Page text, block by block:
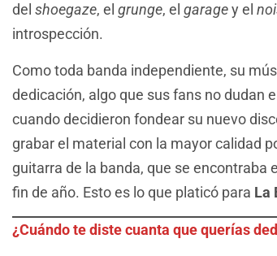
del shoegaze, el grunge, el garagey el
introspección.
Como toda banda independiente, su
dedicación, algo que sus fans no dudan
cuando decidieron fondear su nuevo
grabar el material con la mayor calidad
guitarra de la banda, que se encontraba
fin de año. Esto es lo que platicó para La
¿Cuándo te diste cuanta que querías